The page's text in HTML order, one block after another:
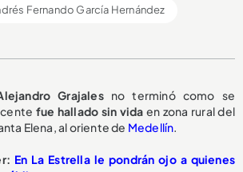
Fernando García Hernández
Grajales no terminó como se
fue hallado sin vida en zona rural del
Elena, al oriente de Medellín.
En La Estrella le pondrán ojo a quienes